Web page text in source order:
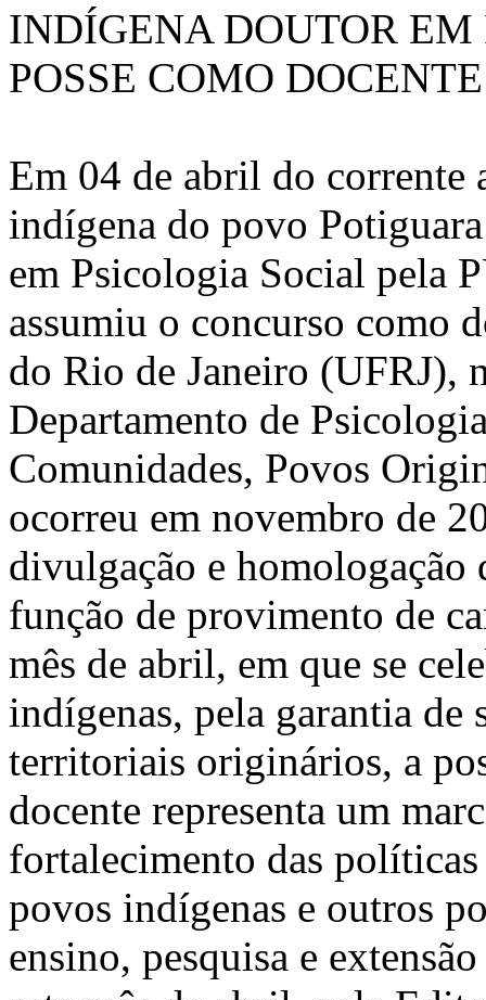
INDÍGENA DOUTOR
POSSE COMO
Em 04 de abril do corrente
indígena do povo
em Psicologia Social pela
assumiu o concurso como
do Rio de Janeiro (UFRJ),
Departamento de
Comunidades, Povos
ocorreu em novembro de
divulgação e homologação
função de provimento de
mês de abril, em que se
indígenas, pela garantia de
territoriais originários, a
docente representa um
fortalecimento das
povos indígenas e outros
ensino, pesquisa e